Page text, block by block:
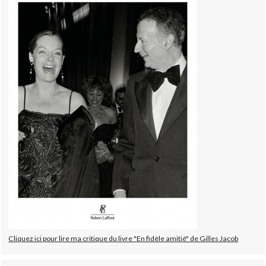
Cliquez ici pour lire ma critique du livre "En fidèle amitié" de Gilles Jacob